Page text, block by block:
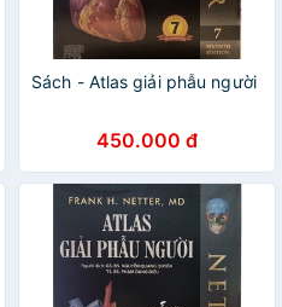
Sách - Atlas giải phẫu người
450.000 đ